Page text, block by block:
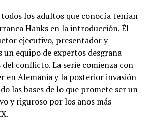
los adultos que conocía tenían
Hanks en la introducción. Él
ejecutivo, presentador y
equipo de expertos desgrana
conflicto. La serie comienza con
en Alemania y la posterior invasión
las bases de lo que promete ser un
y riguroso por los años más